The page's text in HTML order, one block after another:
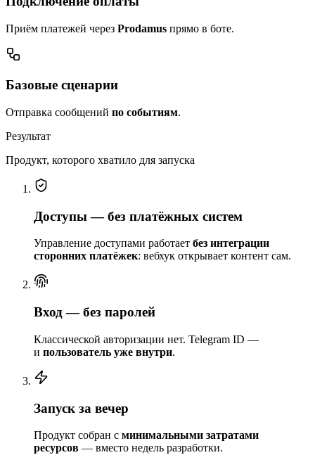
Приём платежей через Prodamus прямо в боте.
Базовые сценарии
Отправка сообщений по событиям.
Результат
Продукт, которого хватило для запуска
Доступы — без платёжных систем
Управление доступами работает без интеграции
сторонних платёжек: вебхук открывает контент сам.
Вход — без паролей
Классической авторизации нет. Telegram ID —
и пользователь уже внутри.
Запуск за вечер
Продукт собран с минимальными затратами
ресурсов — вместо недель разработки.